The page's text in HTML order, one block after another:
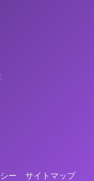
ー サイトマップ